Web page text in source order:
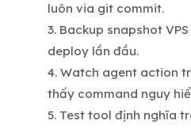
luôn via git commit.
Backup snapshot
deploy lần đầu.
Watch agent action
thấy command nguy
Test tool định nghĩa